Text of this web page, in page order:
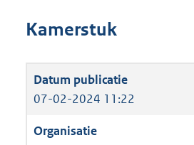
Kamerstuk
07-02-2024 11:22